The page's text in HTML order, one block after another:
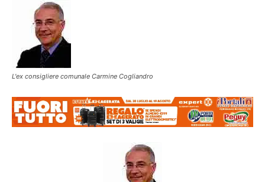
L'ex consigliere comunale Carmine Cogliandro